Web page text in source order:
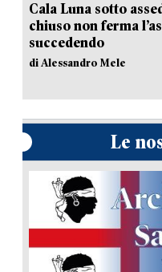
Cala Luna sotto
chiuso non ferma
succedendo
di Alessandro Mele
Le